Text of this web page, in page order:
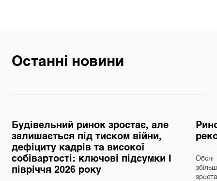
Останні новини
Будівельний ринок зростає, але
залишається під тиском війни,
дефіциту кадрів та високої
собівартості: ключові підсумки І
півріччя 2026 року
Обсяг